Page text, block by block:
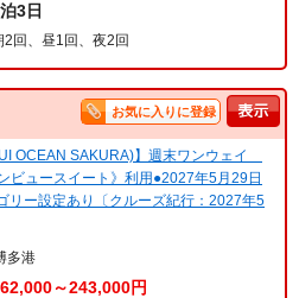
3日
2回、昼1回、夜2回
お気に入りに登録
OCEAN SAKURA)】週末ワンウェイ
ビュースイート》利用●2027年5月29日
リー設定あり〔クルーズ紀行：2027年5
多港
～243,000円